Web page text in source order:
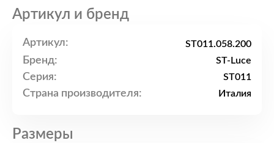
Артикул и бренд
Артикул: ST011.058.200
Бренд: ST-Luce
Серия: ST011
Страна производителя: Италия
Размеры